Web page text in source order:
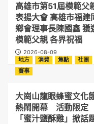
高雄市第51屆模範父
表揚大會 高雄市福建
鄉會理事長陳國鑫 獲
模範父親 各界祝福
2026-08-09
地方 消費 焦點
社團
賽事
大崗山龍眼蜂蜜文化
熱鬧開幕 活動限定
「蜜汁鹽酥雞」掀話